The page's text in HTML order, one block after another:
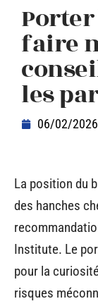
faire
les
06/02/2026
La position du
des hanches
Institute. Le
pour la
risques